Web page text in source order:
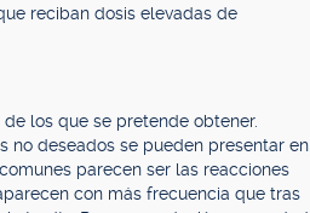
reciban dosis elevadas de
los que se pretende obtener.
no deseados se pueden presentar en
parecen ser las reacciones
con más frecuencia que tras